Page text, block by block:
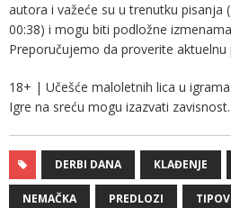
autora i važeće su u trenutku pisanja
00:38) i mogu biti podložne
Preporučujemo da proverite
18+ | Učešće maloletnih lica u
Igre na sreću mogu izazvati
DERBI DANA KLAĐENJE
NEMAČKA PREDLOZI